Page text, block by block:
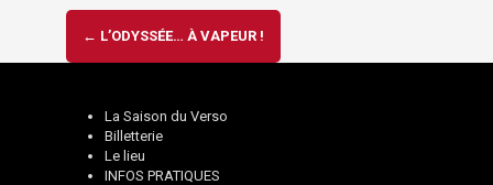
Navigation
d'article
← L’ODYSSÉE… À VAPEUR !
La Saison du Verso
Billetterie
Le lieu
INFOS PRATIQUES